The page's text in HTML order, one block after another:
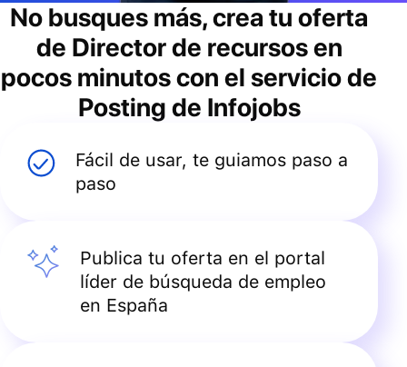
No busques más, crea tu oferta
de Director de recursosen
pocos minutos con el servicio de
Posting de Infojobs
Fácil de usar, te guiamos paso a
paso
Publica tu oferta en el portal
líder de búsqueda de empleo
en España